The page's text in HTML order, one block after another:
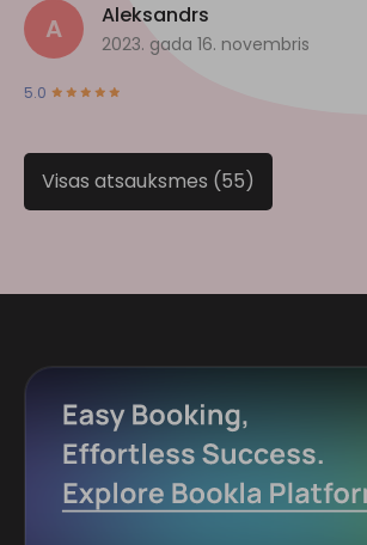
A Aleksandrs
2023. gada 16. novembris
5.0
Visas atsauksmes (55)